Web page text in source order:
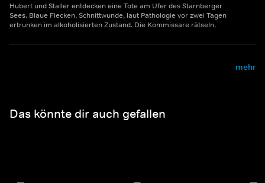
Hubert und Staller entdecken eine Tote am Ufer des Starnberger
Sees. Blaue Flecken, Schnittwunde, laut Pathologie vor zwei Tagen
ertrunken im alkoholisierten Zustand. Die Kommissare rätseln.
mehr
Das könnte dir auch gefallen